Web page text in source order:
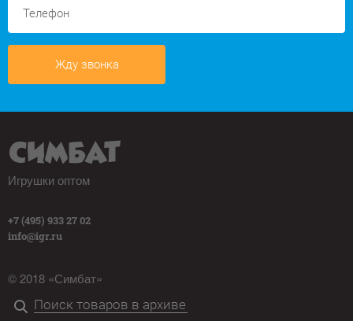
Жду звонка
Игрушки оптом
+7 (495) 933 27 02
info@igr.ru
© 2018 «Симбат»